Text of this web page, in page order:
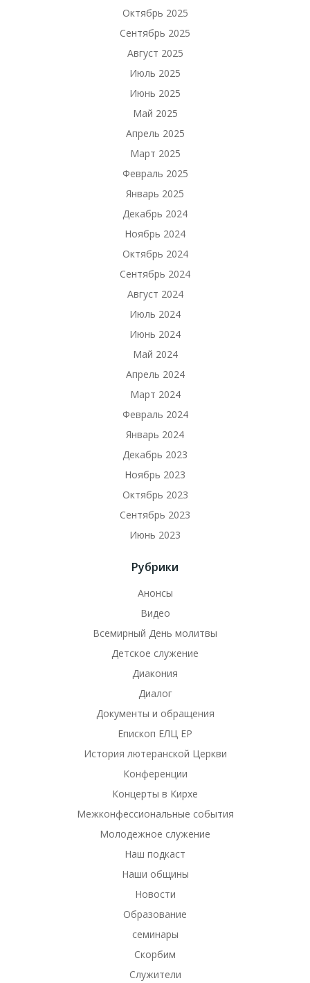
Октябрь 2025
Сентябрь 2025
Август 2025
Июль 2025
Июнь 2025
Май 2025
Апрель 2025
Март 2025
Февраль 2025
Январь 2025
Декабрь 2024
Ноябрь 2024
Октябрь 2024
Сентябрь 2024
Август 2024
Июль 2024
Июнь 2024
Май 2024
Апрель 2024
Март 2024
Февраль 2024
Январь 2024
Декабрь 2023
Ноябрь 2023
Октябрь 2023
Сентябрь 2023
Июнь 2023
Рубрики
Анонсы
Видео
Всемирный День молитвы
Детское служение
Диакония
Диалог
Документы и обращения
Епископ ЕЛЦ ЕР
История лютеранской Церкви
Конференции
Концерты в Кирхе
Межконфессиональные события
Молодежное служение
Наш подкаст
Наши общины
Новости
Образование
семинары
Скорбим
Служители